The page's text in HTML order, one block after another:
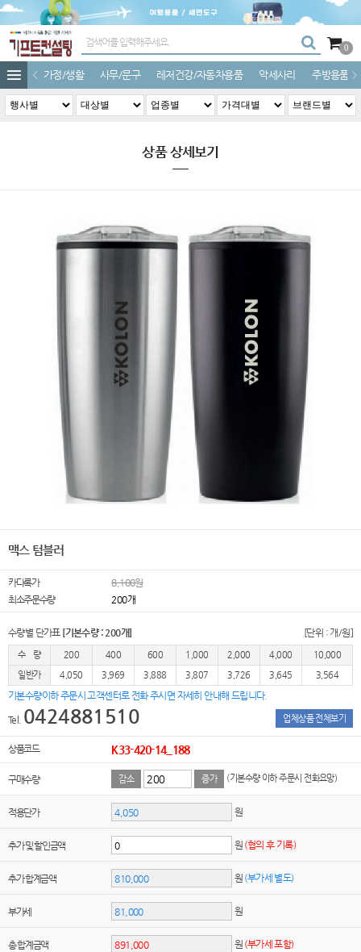
0
가정/생활 사무/문구 레저건강/자동차용품 악세사리 주방용품
상품 상세보기
맥스 텀블러
카다록가
8,100원
최소주문수량
200개
수량별 단가표 [기본수량 : 200개] [단위 : 개/원]
수 량 200 400 600 1,000 2,000 4,000
10,000
일반가
4,050 3,969 3,888 3,807 3,726 3,645 3,564
기본수량이하 주문시 고객센터로 전화 주시면 자세히 안내해 드립니다.
Tel. 0424881510 업체상품 전체보기
상품코드 K33-420-14_188
구매수량 감소 증가 (기본수량 이하 주문시 전화요망)
적용단가 원
추가 및 할인금액 원 (협의 후 기록)
추가 합계금액 원 (부가세 별도)
부가세 원
총 합계금액 원 (부가세 포함)